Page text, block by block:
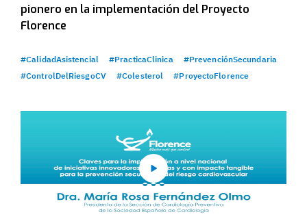
pionero en la implementación del Proyecto
Florence
#CalidadAsistencial #PracticaClinica
#PrevenciónSecundaria
#ControlDelRiesgoCV
#Colesterol #ProyectoFlorence